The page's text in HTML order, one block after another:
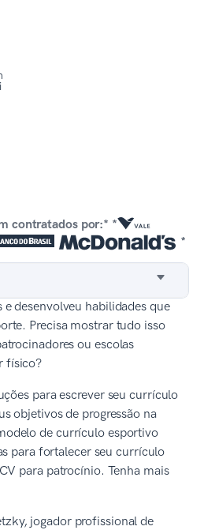
contratados por:* *
*
desenvolveu habilidades que
Precisa mostrar tudo isso
ou escolas
físico?
para escrever seu currículo
objetivos de progressão na
de currículo esportivo
para fortalecer seu currículo
para patrocínio. Tenha mais
jogador profissional de